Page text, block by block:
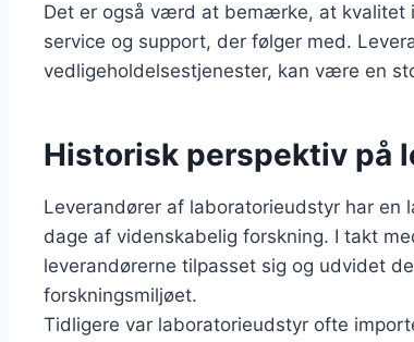
Det er også værd at bemærke, at kvalitet
service og support, der følger med.
vedligeholdelsestjenester, kan være en
Historisk perspektiv på
Leverandører af laboratorieudstyr har en
dage af videnskabelig forskning. I takt
leverandørerne tilpasset sig og udvidet
forskningsmiljøet.
Tidligere var laboratorieudstyr ofte